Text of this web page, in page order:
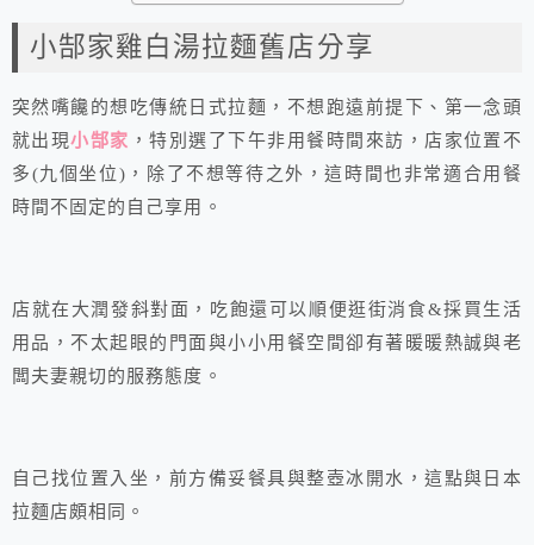
小郜家雞白湯拉麵舊店分享
突然嘴饞的想吃傳統日式拉麵，不想跑遠前提下、第一念頭
就出現小郜家 ，特別選了下午非用餐時間來訪，店家位置不
多(九個坐位)，除了不想等待之外，這時間也非常適合用餐
時間不固定的自己享用。
店就在大潤發斜對面，吃飽還可以順便逛街消食&採買生活
用品，不太起眼的門面與小小用餐空間卻有著暖暖熱誠與老
闆夫妻親切的服務態度。
自己找位置入坐，前方備妥餐具與整壺冰開水，這點與日本
拉麵店頗相同。